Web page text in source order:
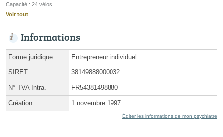
Capacité : 24 vélos
Voir tout
Informations
Forme juridique Entrepreneur individuel
SIRET 38149888000032
N° TVA Intra. FR54381498880
Création 1 novembre 1997
Éditer les informations de mon psychiatre